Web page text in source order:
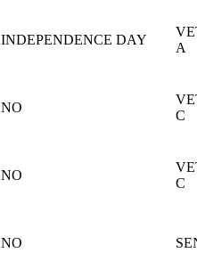
INDEPENDENCE DAY
A
NO
C
NO
C
NO